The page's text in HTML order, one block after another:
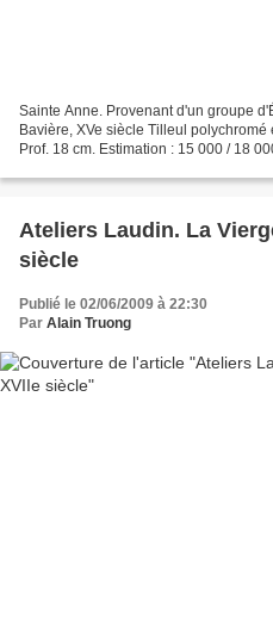
Sainte Anne. Provenant d'un groupe
Bavière, XVe siècle Tilleul
Prof. 18 cm. Estimation : 15 000 / 18
Ateliers Laudin. La
siècle
Publié le 02/06/2009 à 22:30
Par Alain Truong